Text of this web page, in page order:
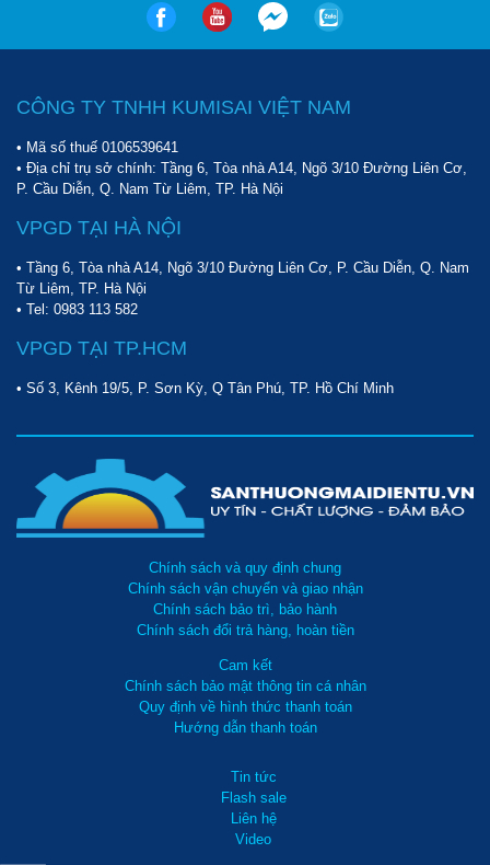
CÔNG TY TNHH KUMISAI VIỆT NAM
• Mã số thuế 0106539641
• Địa chỉ trụ sở chính: Tầng 6, Tòa nhà A14, Ngõ 3/10 Đường Liên Cơ,
P. Cầu Diễn, Q. Nam Từ Liêm, TP. Hà Nội
VPGD TẠI HÀ NỘI
• Tầng 6, Tòa nhà A14, Ngõ 3/10 Đường Liên Cơ, P. Cầu Diễn, Q. Nam
Từ Liêm, TP. Hà Nội
• Tel: 0983 113 582
VPGD TẠI TP.HCM
• Số 3, Kênh 19/5, P. Sơn Kỳ, Q Tân Phú, TP. Hồ Chí Minh
Chính sách và quy định chung
Chính sách vận chuyển và giao nhận
Chính sách bảo trì, bảo hành
Chính sách đổi trả hàng, hoàn tiền
Cam kết
Chính sách bảo mật thông tin cá nhân
Quy định về hình thức thanh toán
Hướng dẫn thanh toán
Tin tức
Flash sale
Liên hệ
Video